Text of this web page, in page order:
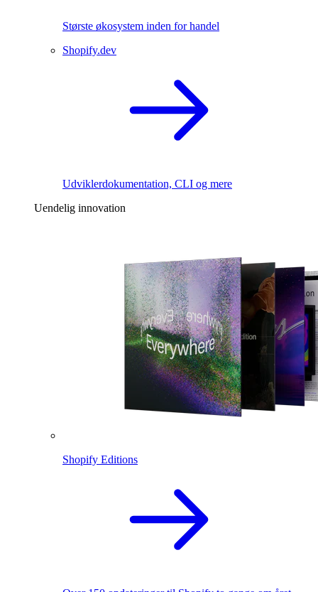
Største økosystem inden for handel
Shopify.dev
Udviklerdokumentation, CLI og mere
Uendelig innovation
Shopify Editions